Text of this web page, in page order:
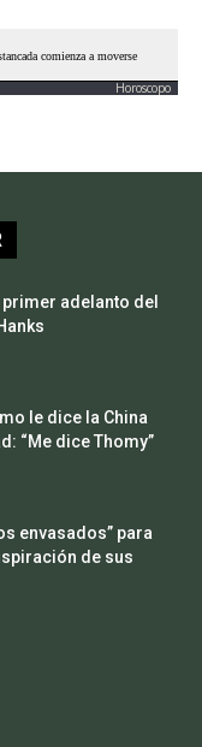
Horoscopo
primer adelanto del
le dice la China
“Me dice Thomy”
envasados” para
de sus